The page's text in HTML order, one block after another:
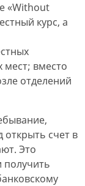
«Without
курс, а
мест; вместо
отделений
открыть счет в
Это
получить